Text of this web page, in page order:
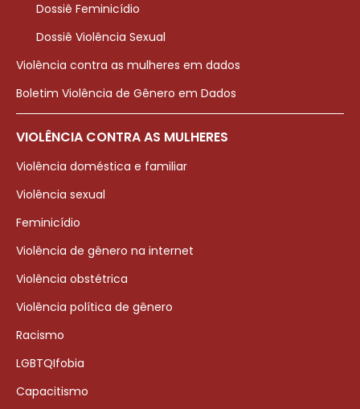
Dossiê Feminicídio
Dossiê Violência Sexual
Violência contra as mulheres em dados
Boletim Violência de Gênero em Dados
VIOLÊNCIA CONTRA AS MULHERES
Violência doméstica e familiar
Violência sexual
Feminicídio
Violência de gênero na internet
Violência obstétrica
Violência política de gênero
Racismo
LGBTQIfobia
Capacitismo